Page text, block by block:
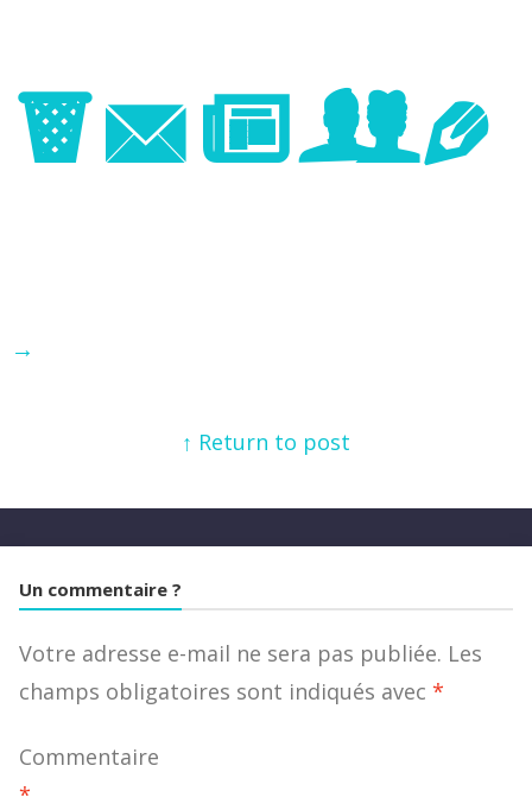
Image
→
↑ Return to post
Un commentaire ?
Votre adresse e-mail ne sera pas publiée. Les
champs obligatoires sont indiqués avec *
Commentaire
*